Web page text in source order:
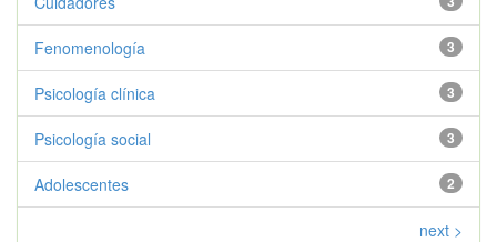
3
Fenomenología
3
Psicología clínica
3
Psicología social
2
Adolescentes
next >